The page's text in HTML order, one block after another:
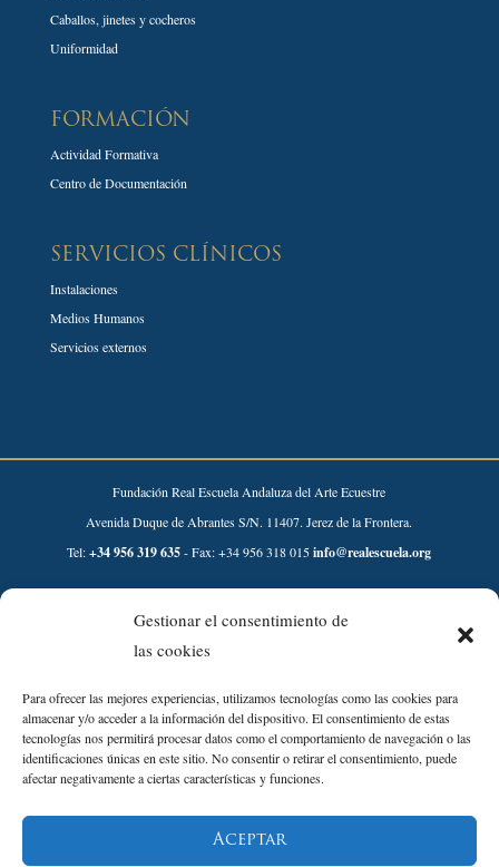
Gestionar el consentimiento de
las cookies
Para ofrecer las mejores experiencias, utilizamos tecnologías como las cookies para
almacenar y/o acceder a la información del dispositivo. El consentimiento de estas
tecnologías nos permitirá procesar datos como el comportamiento de navegación o las
identificaciones únicas en este sitio. No consentir o retirar el consentimiento, puede
afectar negativamente a ciertas características y funciones.
Aceptar
Caballos, jinetes y cocheros
Uniformidad
FORMACIÓN
Actividad Formativa
Centro de Documentación
SERVICIOS CLÍNICOS
Instalaciones
Medios Humanos
Servicios externos
Fundación Real Escuela Andaluza del Arte Ecuestre
Avenida Duque de Abrantes S/N. 11407. Jerez de la Frontera.
Tel:+34 956 319 635- Fax: +34 956 318 015info@realescuela.org
Desarrollado por:
Aviso Legal
Política de Privacidad